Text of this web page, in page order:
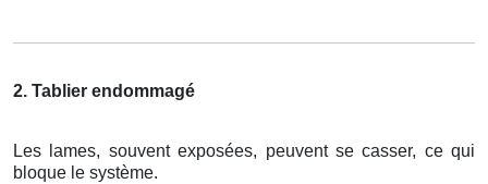
2. Tablier endommagé
Les lames, souvent exposées, peuvent se casser, ce qui
bloque le système.